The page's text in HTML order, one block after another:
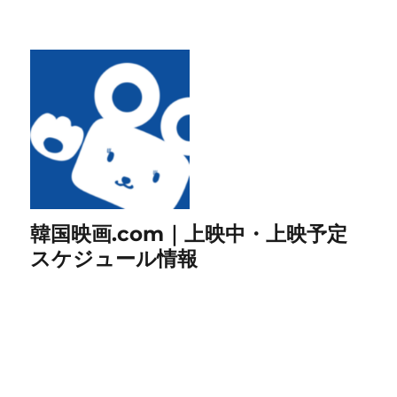
韓国映画.com｜上映中・上映予定
スケジュール情報